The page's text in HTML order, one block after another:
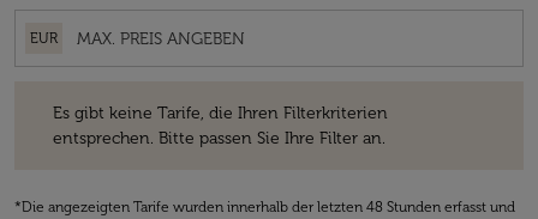
EUR
Es gibt keine Tarife, die Ihren Filterkriterien
entsprechen. Bitte passen Sie Ihre Filter an.
*Die angezeigten Tarife wurden innerhalb der letzten 48 Stunden erfasst und